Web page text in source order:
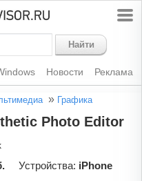
Найти
Новости Реклама
» Графика
Photo Editor
Устройства: iPhone